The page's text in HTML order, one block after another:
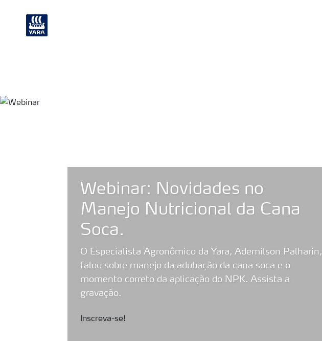
Webinar: Novidades no
Manejo Nutricional da Cana
Soca.
O Especialista Agronômico da Yara, Ademilson Palharin,
falou sobre manejo da adubação da cana soca e o
momento correto da aplicação do NPK. Assista a
gravação.
Inscreva-se!